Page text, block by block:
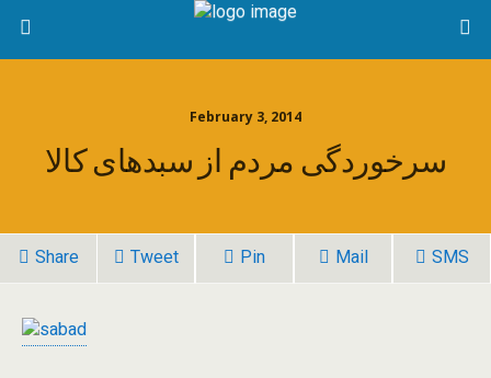
February 3, 2014
سرخوردگی مردم از سبد‌های کالا
Share Tweet Pin Mail SMS